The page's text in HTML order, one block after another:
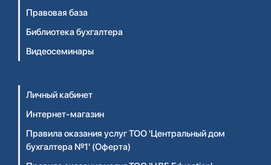
Правовая база
Библиотека бухгалтера
Видеосеминары
Личный кабинет
Интернет-магазин
Правила оказания услуг ТОО 'Центральный дом
бухгалтера №1' (Оферта)